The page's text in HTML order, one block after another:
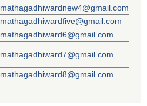
mathagadhiwardnew4@gmail.com
mathagadhiwardfive@gmail.com
mathagadhiward6@gmail.com
mathagadhiward7@gmail.com
mathagadhiward8@gmail.com